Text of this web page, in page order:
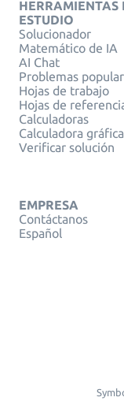
HERRAMIENTAS
ESTUDIO
Solucionador
Matemático de IA
AI Chat
Problemas
Hojas de trabajo
Hojas de
Calculadoras
Calculadora gráfica
Verificar solución
EMPRESA
Contáctanos
Español